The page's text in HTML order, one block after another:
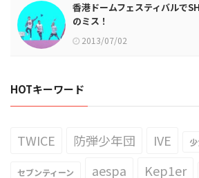
香港ドームフェスティバルで
のミス！
2013/07/02
HOTキーワード
TWICE 防弾少年団 IVE
セブンティーン aespa Kep1er